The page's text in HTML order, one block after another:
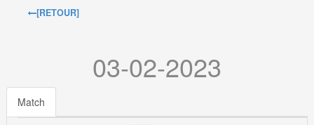
[RETOUR]
03-02-2023
Match